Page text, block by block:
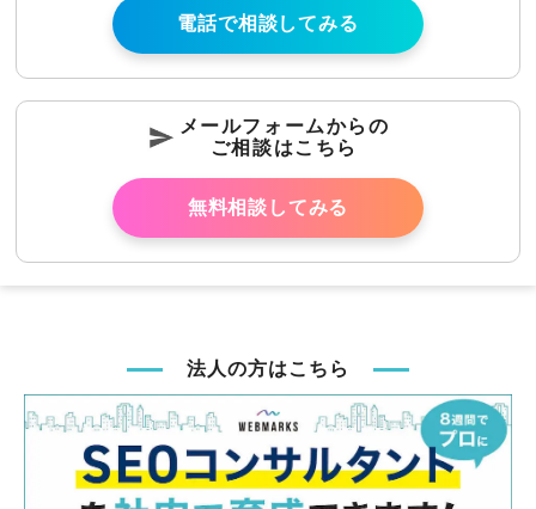
電話で相談してみる
メールフォームからの
ご相談はこちら
無料相談してみる
法人の方はこちら